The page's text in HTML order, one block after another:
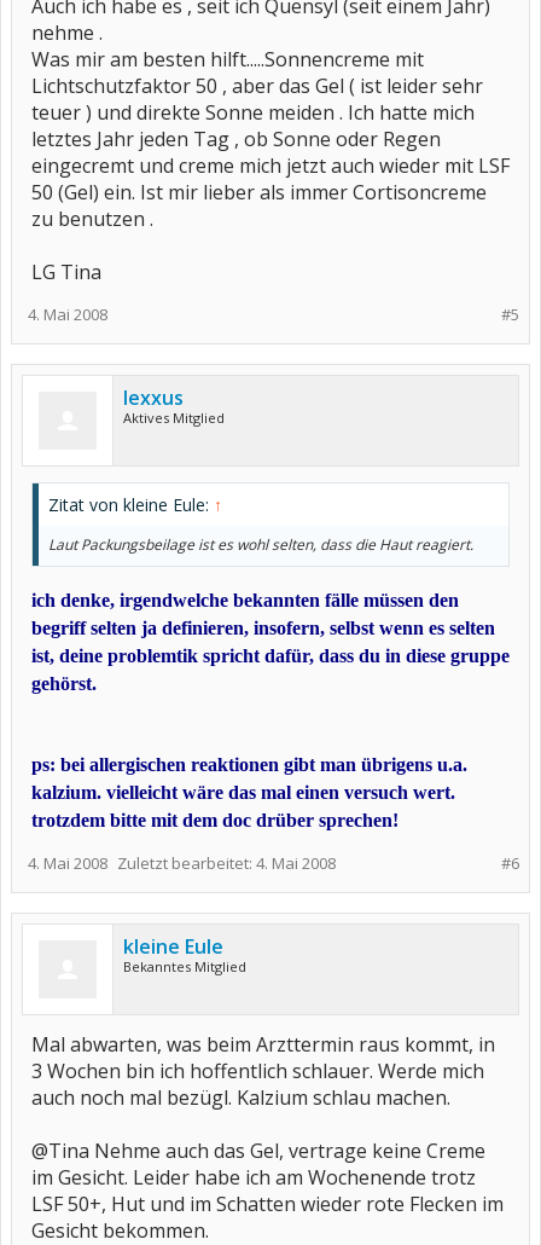
Auch ich habe es , seit ich Quensyl (seit einem Jahr)
nehme .
Was mir am besten hilft.....Sonnencreme mit
Lichtschutzfaktor 50 , aber das Gel ( ist leider sehr
teuer ) und direkte Sonne meiden . Ich hatte mich
letztes Jahr jeden Tag , ob Sonne oder Regen
eingecremt und creme mich jetzt auch wieder mit LSF
50 (Gel) ein. Ist mir lieber als immer Cortisoncreme
zu benutzen .
LG Tina
#5
4. Mai 2008
lexxus
Aktives Mitglied
Zitat von kleine Eule: ↑
Laut Packungsbeilage ist es wohl selten, dass die Haut reagiert.
ich denke, irgendwelche bekannten fälle müssen den
begriff selten ja definieren, insofern, selbst wenn es selten
ist, deine problemtik spricht dafür, dass du in diese gruppe
gehörst.
ps: bei allergischen reaktionen gibt man übrigens u.a.
kalzium. vielleicht wäre das mal einen versuch wert.
trotzdem bitte mit dem doc drüber sprechen!
#6
4. Mai 2008 Zuletzt bearbeitet: 4. Mai 2008
kleine Eule
Bekanntes Mitglied
Mal abwarten, was beim Arzttermin raus kommt, in
3 Wochen bin ich hoffentlich schlauer. Werde mich
auch noch mal bezügl. Kalzium schlau machen.
@Tina Nehme auch das Gel, vertrage keine Creme
im Gesicht. Leider habe ich am Wochenende trotz
LSF 50+, Hut und im Schatten wieder rote Flecken im
Gesicht bekommen.